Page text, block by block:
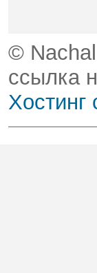
©
ссылка
Хостинг